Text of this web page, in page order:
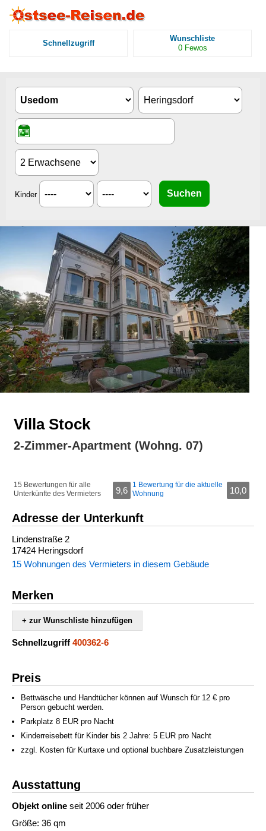
Schnellzugriff
Wunschliste
0 Fewos
Kinder
Villa Stock
2-Zimmer-Apartment (Wohng. 07)
15 Bewertungen für alle
Unterkünfte des Vermieters
9,6
1 Bewertung für die aktuelle
Wohnung
10,0
Adresse der Unterkunft
Lindenstraße 2
17424 Heringsdorf
15 Wohnungen des Vermieters in diesem Gebäude
Merken
+ zur Wunschliste hinzufügen
Schnellzugriff 400362-6
Preis
Bettwäsche und Handtücher können auf Wunsch für 12 € pro
Person gebucht werden.
Parkplatz 8 EUR pro Nacht
Kinderreisebett für Kinder bis 2 Jahre: 5 EUR pro Nacht
zzgl. Kosten für Kurtaxe und optional buchbare Zusatzleistungen
Ausstattung
Objekt online seit 2006 oder früher
Größe: 36 qm